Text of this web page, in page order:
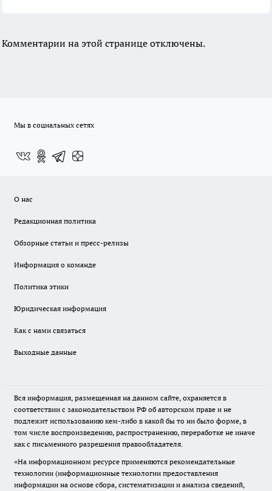
Комментарии на этой странице отключены.
Мы в социальных сетях
О нас
Редакционная политика
Обзорные статьи и пресс-релизы
Информация о команде
Политика этики
Юридическая информация
Как с нами связаться
Выходные данные
Вся информация, размещенная на данном сайте, охраняется в
соответствии с законодательством РФ об авторском праве и не
подлежит использованию кем-либо в какой бы то ни было форме, в
том числе воспроизведению, распространению, переработке не иначе
как с письменного разрешения правообладателя.
«На информационном ресурсе применяются рекомендательные
технологии (информационные технологии предоставления
информации на основе сбора, систематизации и анализа сведений,